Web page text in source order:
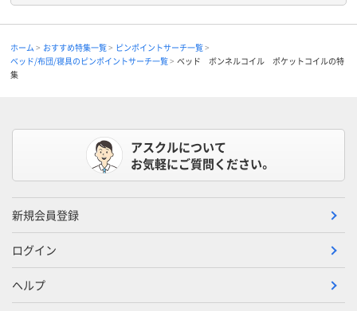
ホーム おすすめ特集一覧
ピンポイントサーチ一覧
ベッド/布団/寝具のピンポイントサーチ一覧
ベッド ボンネルコイル ポケットコイルの特
集
アスクルについて
お気軽にご質問ください。
新規会員登録
ログイン
ヘルプ